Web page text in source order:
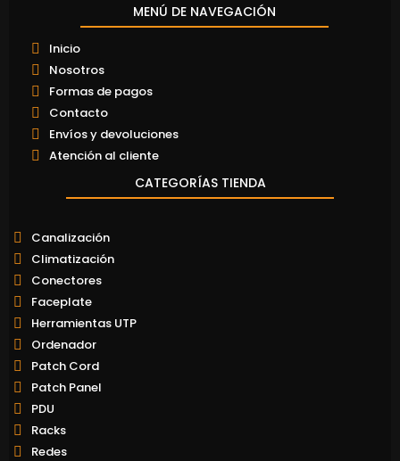
MENÚ DE NAVEGACIÓN
Inicio
Nosotros
Formas de pagos
Contacto
Envíos y devoluciones
Atención al cliente
CATEGORÍAS TIENDA
Canalización
Climatización
Conectores
Faceplate
Herramientas UTP
Ordenador
Patch Cord
Patch Panel
PDU
Racks
Redes